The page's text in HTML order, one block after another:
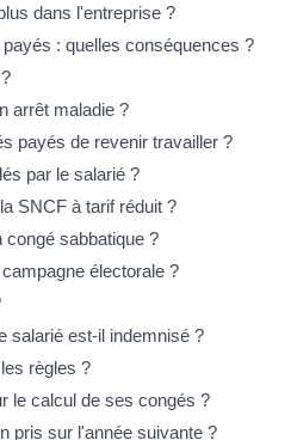
dans l'entreprise ?
: quelles conséquences ?
arrêt maladie ?
payés de revenir travailler ?
par le salarié ?
SNCF à tarif réduit ?
congé sabbatique ?
électorale ?
salarié est-il indemnisé ?
règles ?
le calcul de ses congés ?
pris sur l'année suivante ?